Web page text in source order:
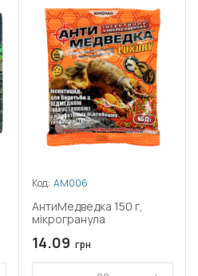
Код: АМ006
АнтиМедведка 150 г,
мікрогранула
14.09 грн